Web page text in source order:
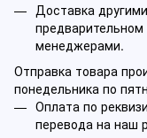
Доставка
менеджерами.
Отправка товара
понедельника по
Оплата по
перевода на наш